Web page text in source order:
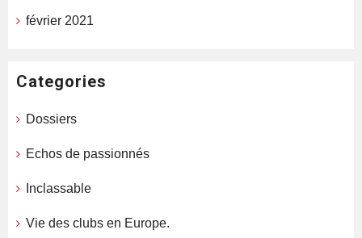
février 2021
Categories
Dossiers
Echos de passionnés
Inclassable
Vie des clubs en Europe.